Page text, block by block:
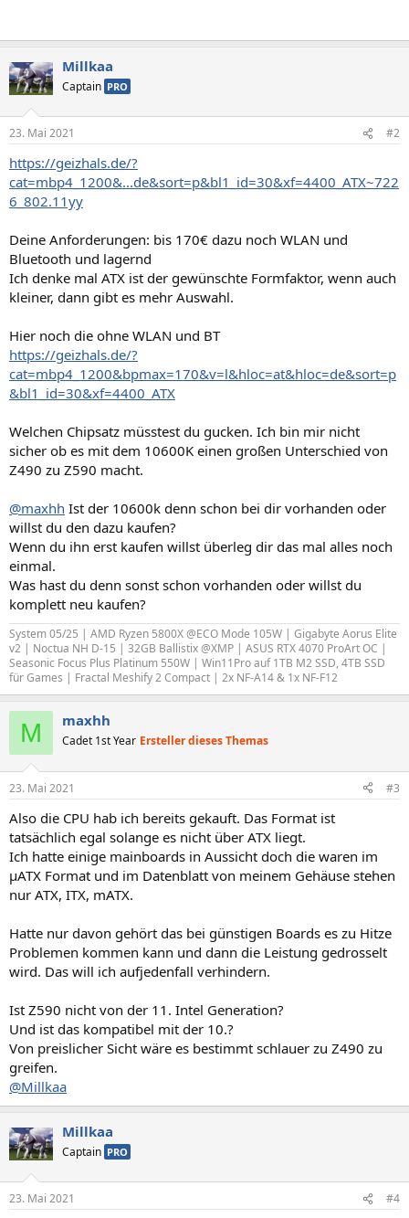
Millkaa
Captain PRO
23. Mai 2021 #2
https://geizhals.de/?
cat=mbp4_1200&...de&sort=p&bl1_id=30&xf=4400_ATX~722
6_802.11yy
Deine Anforderungen: bis 170€ dazu noch WLAN und
Bluetooth und lagernd
Ich denke mal ATX ist der gewünschte Formfaktor, wenn auch
kleiner, dann gibt es mehr Auswahl.
Hier noch die ohne WLAN und BT
https://geizhals.de/?
cat=mbp4_1200&bpmax=170&v=l&hloc=at&hloc=de&sort=p
&bl1_id=30&xf=4400_ATX
Welchen Chipsatz müsstest du gucken. Ich bin mir nicht
sicher ob es mit dem 10600K einen großen Unterschied von
Z490 zu Z590 macht.
@maxhh Ist der 10600k denn schon bei dir vorhanden oder
willst du den dazu kaufen?
Wenn du ihn erst kaufen willst überleg dir das mal alles noch
einmal.
Was hast du denn sonst schon vorhanden oder willst du
komplett neu kaufen?
System 05/25 | AMD Ryzen 5800X @ECO Mode 105W | Gigabyte Aorus Elite
v2 | Noctua NH D-15 | 32GB Ballistix @XMP | ASUS RTX 4070 ProArt OC |
Seasonic Focus Plus Platinum 550W | Win11Pro auf 1TB M2 SSD, 4TB SSD
für Games | Fractal Meshify 2 Compact | 2x NF-A14 & 1x NF-F12
M maxhh
Cadet 1st Year Ersteller dieses Themas
23. Mai 2021 #3
Also die CPU hab ich bereits gekauft. Das Format ist
tatsächlich egal solange es nicht über ATX liegt.
Ich hatte einige mainboards in Aussicht doch die waren im
µATX Format und im Datenblatt von meinem Gehäuse stehen
nur ATX, ITX, mATX.
Hatte nur davon gehört das bei günstigen Boards es zu Hitze
Problemen kommen kann und dann die Leistung gedrosselt
wird. Das will ich aufjedenfall verhindern.
Ist Z590 nicht von der 11. Intel Generation?
Und ist das kompatibel mit der 10.?
Von preislicher Sicht wäre es bestimmt schlauer zu Z490 zu
greifen.
@Millkaa
Millkaa
Captain PRO
23. Mai 2021 #4